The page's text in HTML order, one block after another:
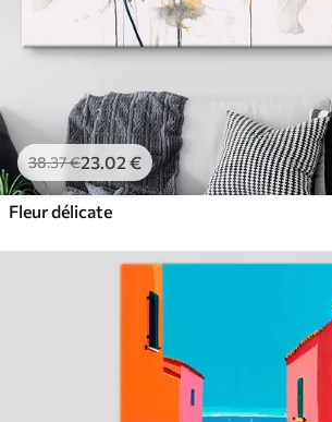
38.37€23.02 €
Fleur délicate